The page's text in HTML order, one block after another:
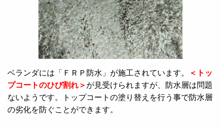
ベランダには「ＦＲＰ防水」が施工されています。
＜トッ
プコートのひび割れ＞ が見受けられますが、防水層は問題
ないようです。トップコートの塗り替えを行う事で防水層
の劣化を防ぐことができます。